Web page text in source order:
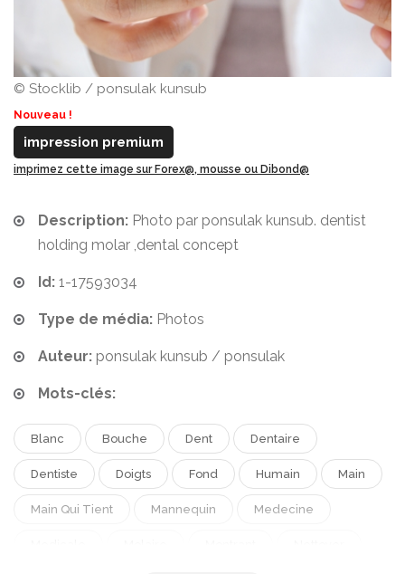
© Stocklib / ponsulak kunsub
Nouveau !
impression premium
imprimez cette image sur Forex@, mousse ou Dibond@
Description: Photo par ponsulak kunsub. dentist
holding molar ,dental concept
Id: 1-17593034
Type de média: Photos
Auteur: ponsulak kunsub / ponsulak
Mots-clés:
Blanc Bouche Dent Dentaire
Dentiste Doigts Fond Humain Main
Main Qui Tient Mannequin Medecine